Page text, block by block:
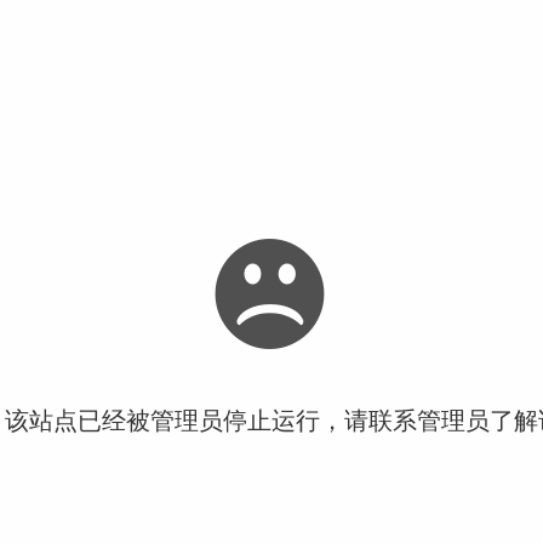
站点已经被管理员停止运行，请联系管理员了